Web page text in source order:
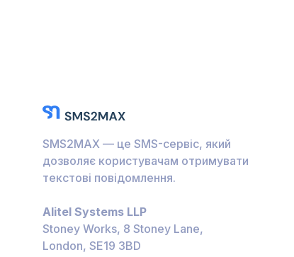
SMS2MAX — це SMS-сервіс, який
дозволяє користувачам отримувати
текстові повідомлення.
Alitel Systems LLP
Stoney Works, 8 Stoney Lane,
London, SE19 3BD